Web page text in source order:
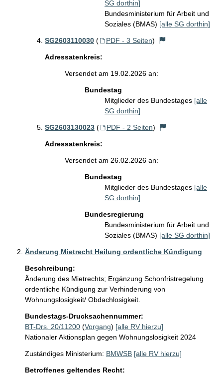
SG dorthin]
Bundesministerium für Arbeit und
Soziales (BMAS) [alle SG dorthin]
SG2603110030 ( PDF - 3 Seiten)
Adressatenkreis:
Versendet am 19.02.2026 an:
Bundestag
Mitglieder des Bundestages [alle
SG dorthin]
SG2603130023 ( PDF - 2 Seiten)
Adressatenkreis:
Versendet am 26.02.2026 an:
Bundestag
Mitglieder des Bundestages [alle
SG dorthin]
Bundesregierung
Bundesministerium für Arbeit und
Soziales (BMAS) [alle SG dorthin]
Änderung Mietrecht Heilung ordentliche Kündigung
Beschreibung:
Änderung des Mietrechts; Ergänzung Schonfristregelung
ordentliche Kündigung zur Verhinderung von
Wohnungslosigkeit/ Obdachlosigkeit.
Bundestags-Drucksachennummer:
BT-Drs. 20/11200 (Vorgang) [alle RV hierzu]
Nationaler Aktionsplan gegen Wohnungslosigkeit 2024
Zuständiges Ministerium: BMWSB [alle RV hierzu]
Betroffenes geltendes Recht: